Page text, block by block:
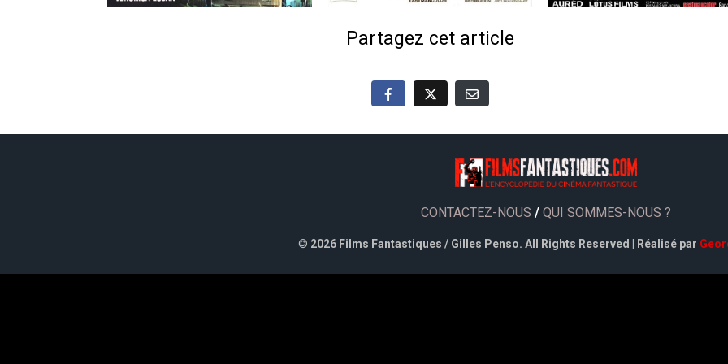
Partagez cet article
CONTACTEZ-NOUS / QUI SOMMES-NOUS ?
© 2026 Films Fantastiques / Gilles Penso. All Rights Reserved | Réalisé par